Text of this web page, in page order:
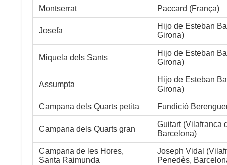
Montserrat Paccard (França)
Josefa
Hijo de Esteban
Girona)
Miquela dels Sants
Hijo de Esteban
Girona)
Assumpta
Hijo de Esteban
Girona)
Campana dels Quarts petita Fundició
Campana dels Quarts gran
Guitart (Vilafranca
Barcelona)
Campana de les Hores,
Santa Raimunda
Joseph Vidal
Penedès,